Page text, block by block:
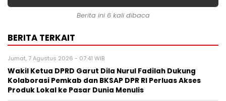
Berita ini 6 kali dibaca
BERITA TERKAIT
Jumat, 7 Agustus 2026 - 07:41 WIB
Wakil Ketua DPRD Garut Dila Nurul Fadilah Dukung
Kolaborasi Pemkab dan BKSAP DPR RI Perluas Akses
Produk Lokal ke Pasar Dunia Menulis